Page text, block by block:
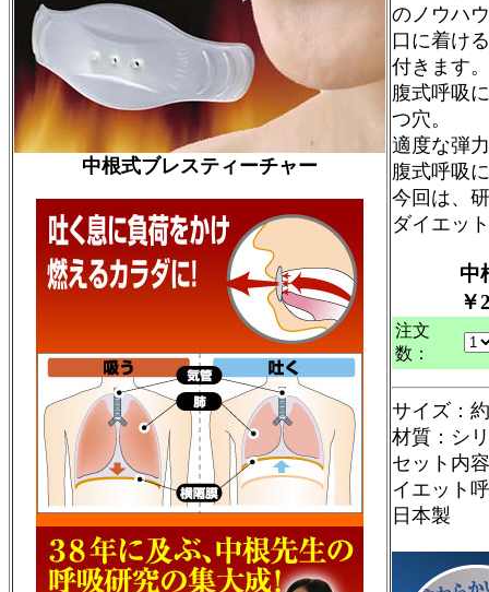
中根式ブレスティーチャー
のノウハ
口に着け
付きます。
腹式呼吸
つ穴。
適度な弾
腹式呼吸
今回は、
ダイエッ
中
￥
注文
数：
サイズ：
材質：シ
セット内
イエット
日本製